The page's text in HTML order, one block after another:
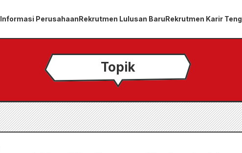
Informasi PerusahaanRekrutmen Lulusan BaruRekrutmen Karir
Topik